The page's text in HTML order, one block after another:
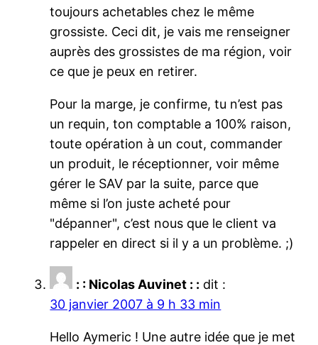
toujours achetables chez le même
grossiste. Ceci dit, je vais me renseigner
auprès des grossistes de ma région, voir
ce que je peux en retirer.
Pour la marge, je confirme, tu n’est pas
un requin, ton comptable a 100% raison,
toute opération à un cout, commander
un produit, le réceptionner, voir même
gérer le SAV par la suite, parce que
même si l’on juste acheté pour
"dépanner", c’est nous que le client va
rappeler en direct si il y a un problème. ;)
: : Nicolas Auvinet : : dit :
30 janvier 2007 à 9 h 33 min
Hello Aymeric ! Une autre idée que je met